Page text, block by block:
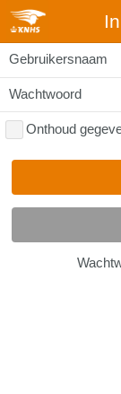
Gebruikersnaam
Wachtwoord
Onthoud